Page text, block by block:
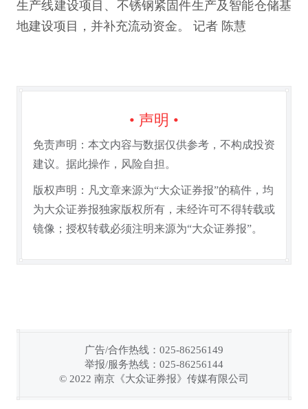
生产线建设项目、不锈钢紧固件生产及智能仓储基
地建设项目，并补充流动资金。 记者 陈慧
• 声明 •
免责声明：本文内容与数据仅供参考，不构成投资
建议。据此操作，风险自担。
版权声明：凡文章来源为“大众证券报”的稿件，均
为大众证券报独家版权所有，未经许可不得转载或
镜像；授权转载必须注明来源为“大众证券报”。
广告/合作热线：025-86256149
举报/服务热线：025-86256144
© 2022 南京《大众证券报》传媒有限公司
链接复制成功！